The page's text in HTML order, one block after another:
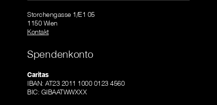
Storchengasse 1/E1 05
1150 Wien
Kontakt
Spendenkonto
Caritas
IBAN: AT23 2011 1000 0123 4560
BIC: GIBAATWWXXX